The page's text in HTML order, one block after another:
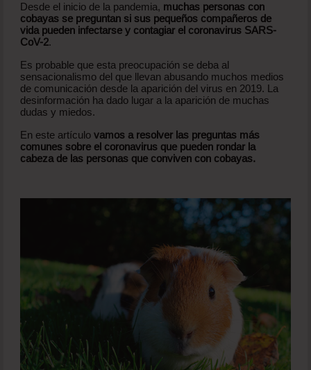
Desde el inicio de la pandemia, muchas personas con
cobayas se preguntan si sus pequeños compañeros de
vida pueden infectarse y contagiar el coronavirus SARS-
CoV-2.
Es probable que esta preocupación se deba al
sensacionalismo del que llevan abusando muchos medios
de comunicación desde la aparición del virus en 2019. La
desinformación ha dado lugar a la aparición de muchas
dudas y miedos.
En este artículo vamos a resolver las preguntas más
comunes sobre el coronavirus que pueden rondar la
cabeza de las personas que conviven con cobayas.